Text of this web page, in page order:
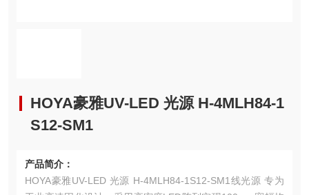
HOYA豪雅UV-LED 光源 H-4MLH84-1
S12-SM1
产品简介：
HOYA豪雅UV-LED 光源 H-4MLH84-1S12-SM1线光源‌ 专为